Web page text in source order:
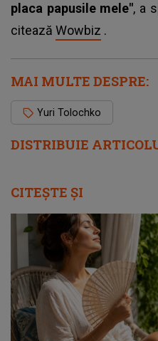
DISTRIBUIE
placa papusile mele", a
citează Wowbiz .
MAI MULTE DESPRE:
Yuri Tolochko
CITEȘTE ȘI